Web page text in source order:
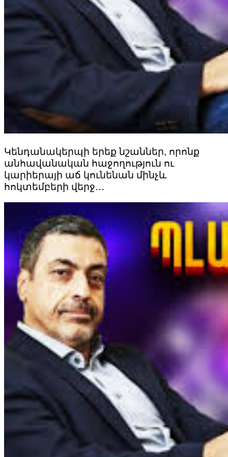
Կենդանակերպի երեք նշաններ, որոնք
անհավանական հաջողություն ու
կարիերայի աճ կունենան մինչև
հոկտեմբերի վերջ․․․